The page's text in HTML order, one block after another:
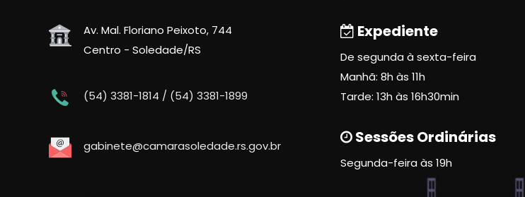
Av. Mal. Floriano Peixoto, 744
Centro - Soledade/RS
(54) 3381-1814 / (54) 3381-1899
gabinete@camarasoledade.rs.gov.br
Expediente
De segunda à sexta-feira
Manhã: 8h às 11h
Tarde: 13h às 16h30min
Sessões Ordinárias
Segunda-feira às 19h